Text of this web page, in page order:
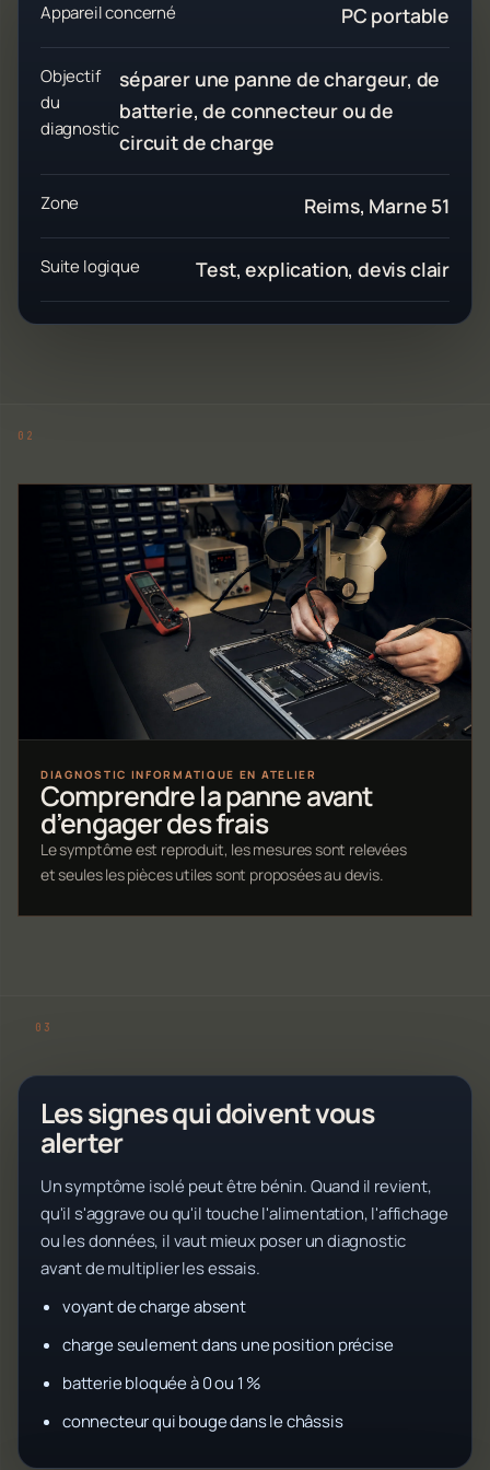
Appareil concerné PC portable
Objectif
du
diagnostic
séparer une panne de chargeur, de
batterie, de connecteur ou de
circuit de charge
Zone Reims, Marne 51
Suite logique Test, explication, devis clair
DIAGNOSTIC INFORMATIQUE EN ATELIER
Comprendre la panne avant
d’engager des frais
Le symptôme est reproduit, les mesures sont relevées
et seules les pièces utiles sont proposées au devis.
Les signes qui doivent vous
alerter
Un symptôme isolé peut être bénin. Quand il revient,
qu'il s'aggrave ou qu'il touche l'alimentation, l'affichage
ou les données, il vaut mieux poser un diagnostic
avant de multiplier les essais.
voyant de charge absent
charge seulement dans une position précise
batterie bloquée à 0 ou 1 %
connecteur qui bouge dans le châssis